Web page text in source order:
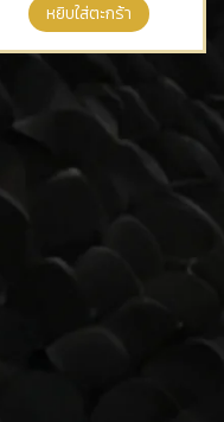
หยิบใส่ตะกร้า